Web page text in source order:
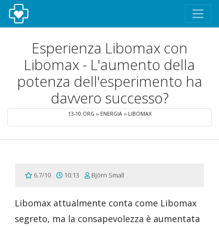
Esperienza Libomax con
Libomax - L'aumento della
potenza dell'esperimento ha
davvero successo?
13-10.ORG ›› ENERGIA ›› LIBOMAX
6.7/10 10:13 Björn Small
Libomax attualmente conta come Libomax
segreto, ma la consapevolezza è aumentata